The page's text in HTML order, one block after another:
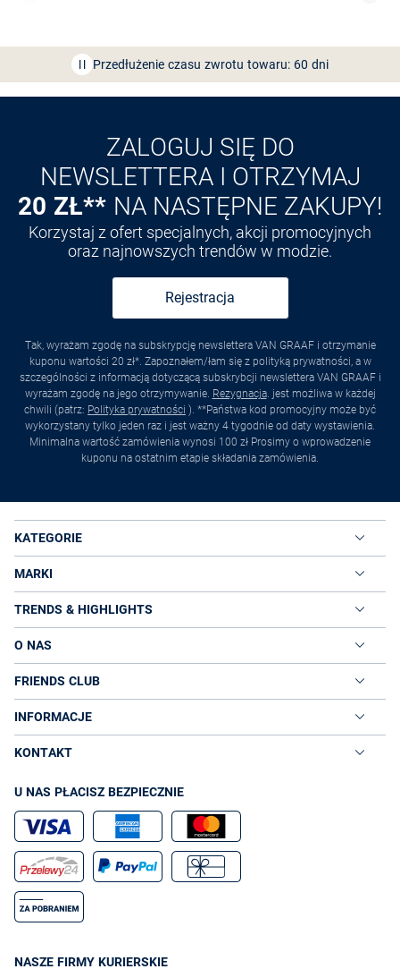
Przedłużenie czasu zwrotu towaru: 60 dni
Odkryj aplikację VANGRAAF
ZALOGUJ SIĘ DO
NEWSLETTERA I OTRZYMAJ
20 ZŁ** NA NASTĘPNE ZAKUPY!
Korzystaj z ofert specjalnych, akcji promocyjnych
oraz najnowszych trendów w modzie.
Rejestracja
Tak, wyrażam zgodę na subskrypcję newslettera VAN GRAAF i otrzymanie
kuponu wartości 20 zł*. Zapoznałem/łam się z polityką prywatności, a w
szczególności z informacją dotyczącą subskrybcji newslettera VAN GRAAF i
wyrażam zgodę na jego otrzymywanie. Rezygnacja. jest możliwa w każdej
chwili (patrz: Polityka prywatności ). **Państwa kod promocyjny może być
wykorzystany tylko jeden raz i jest ważny 4 tygodnie od daty wystawienia.
Minimalna wartość zamówienia wynosi 100 zł Prosimy o wprowadzenie
kuponu na ostatnim etapie składania zamówienia.
KATEGORIE
MARKI
TRENDS & HIGHLIGHTS
O NAS
FRIENDS CLUB
INFORMACJE
KONTAKT
U NAS PŁACISZ BEZPIECZNIE
NASZE FIRMY KURIERSKIE